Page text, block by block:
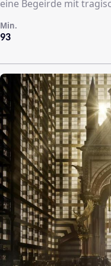
eine Begeirde mit
93
Min.